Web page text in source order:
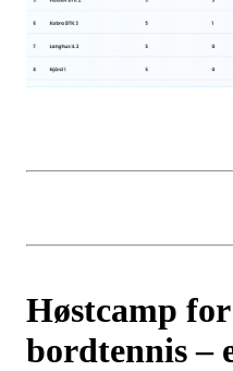
Høstcamp
bordtennis –